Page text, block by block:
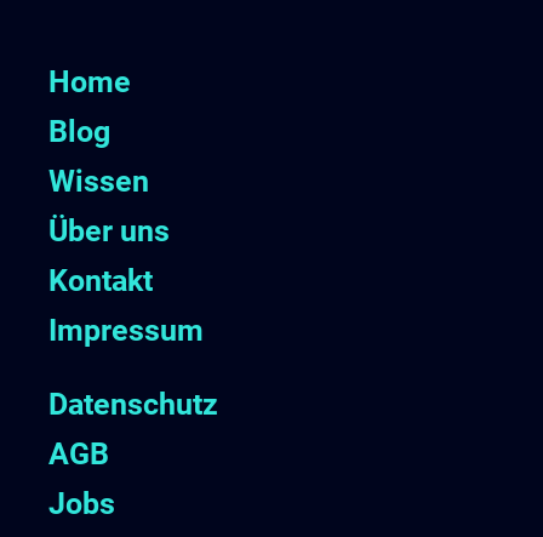
Home
Blog
Wissen
Über uns
Kontakt
Impressum
Datenschutz
AGB
Jobs